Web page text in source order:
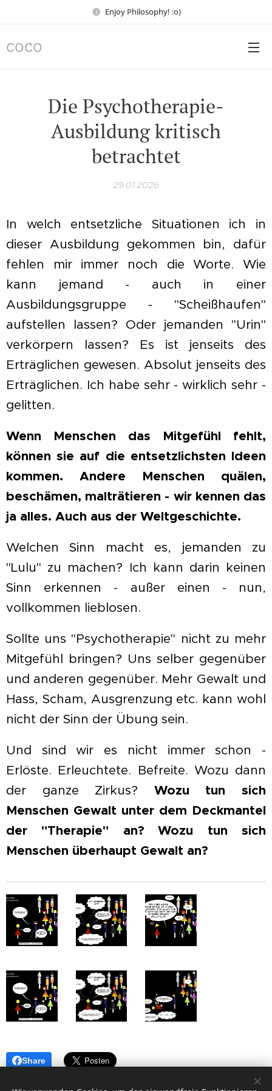
Enjoy Philosophy! :o)
COCO
Die Psychotherapie-
Ausbildung kritisch
betrachtet
29.01.2026
In welch entsetzliche Situationen ich in
dieser Ausbildung gekommen bin, dafür
fehlen mir immer noch die Worte. Wie
kann jemand - auch in einer
Ausbildungsgruppe - "Scheißhaufen"
aufstellen lassen? Oder jemanden "Urin"
verkörpern lassen? Es ist jenseits des
Erträglichen gewesen. Absolut jenseits des
Erträglichen. Ich habe sehr - wirklich sehr -
gelitten.
Wenn Menschen das Mitgefühl fehlt,
können sie auf die entsetzlichsten Ideen
kommen. Andere Menschen quälen,
beschämen, malträtieren - wir kennen das
ja alles. Auch aus der Weltgeschichte.
Welchen Sinn macht es, jemanden zu
"Lulu" zu machen? Ich kann darin keinen
Sinn erkennen - außer einen - nun,
vollkommen lieblosen.
Sollte uns "Psychotherapie" nicht zu mehr
Mitgefühl bringen? Uns selber gegenüber
und anderen gegenüber. Mehr Gewalt und
Hass, Scham, Ausgrenzung etc. kann wohl
nicht der Sinn der Übung sein.
Und sind wir es nicht immer schon -
Erlöste. Erleuchtete. Befreite. Wozu dann
der ganze Zirkus? Wozu tun sich
Menschen Gewalt unter dem Deckmantel
der "Therapie" an? Wozu tun sich
Menschen überhaupt Gewalt an?
Share